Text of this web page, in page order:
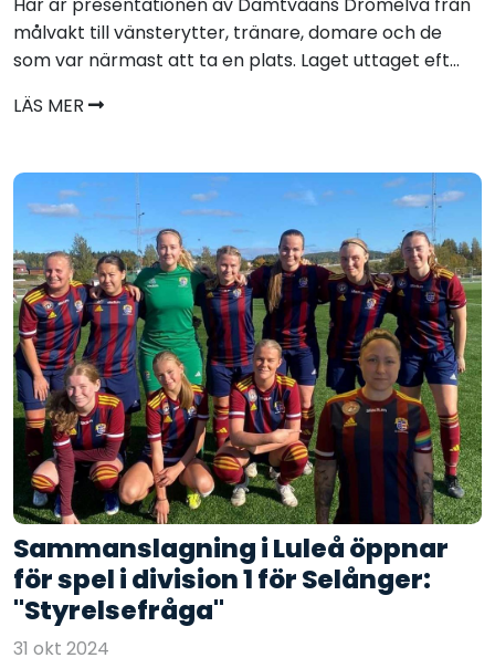
målvakt till vänsterytter, tränare, domare och de
som var närmast att ta en plats. Laget uttaget eft...
LÄS MER
Sammanslagning i Luleå öppnar
för spel i division 1 för Selånger:
"Styrelsefråga"
31 okt 2024